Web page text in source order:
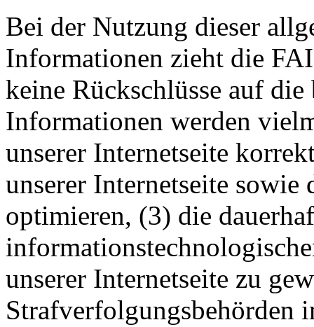
Bei der Nutzung dieser
Informationen zieht die
keine Rückschlüsse auf
Informationen werden
unserer Internetseite
unserer Internetseite sowie
optimieren, (3) die
unserer Internetseite zu
Strafverfolgungsbehörden